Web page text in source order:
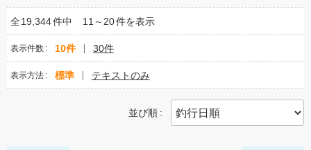
全19,344件中 11～20件を表示
表示件数 10件 30件
表示方法 標準 テキストのみ
並び順